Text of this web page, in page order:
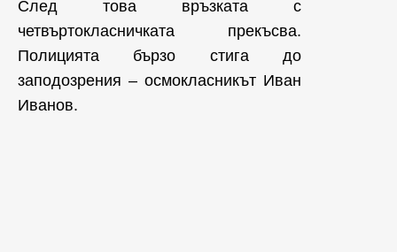
След това връзката с
четвъртокласничката прекъсва.
Полицията бързо стига до
заподозрения – осмокласникът Иван
Иванов.